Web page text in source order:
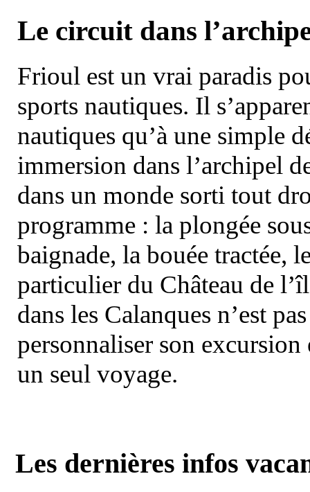
Le circuit dans
Frioul est un vrai paradis
sports nautiques. Il
nautiques qu’à une simple
immersion dans l’archipel
dans un monde sorti tout
programme : la plongée
baignade, la bouée tractée,
particulier du Château de
dans les Calanques n’est
personnaliser son
un seul voyage.
Les dernières infos